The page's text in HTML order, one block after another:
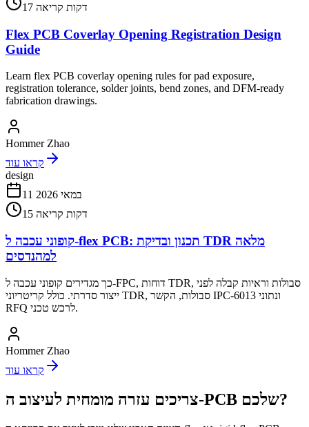
17 דקות קריאה
Flex PCB Coverlay Opening Registration Design
Guide
Learn flex PCB coverlay opening rules for pad exposure,
registration tolerance, solder joints, bend zones, and DFM-ready
fabrication drawings.
Hommer Zhao
קראו עוד
design
11 במאי 2026
15 דקות קריאה
קופוני עכבה ל-flex PCB: תכנון ובדיקת TDR מלאה
למהנדסים
כך מגדירים קופוני עכבה ל-FPC, דוחות TDR, סבולות וראיות קבלה לפני
ייצור סדרתי. כולל קריטריוני TDR, סבולות, הקשר IPC-6013 ונתוני
RFQ לרכש טכני.
Hommer Zhao
קראו עוד
צריכים עזרה מומחית לעיצוב ה-PCB שלכם?